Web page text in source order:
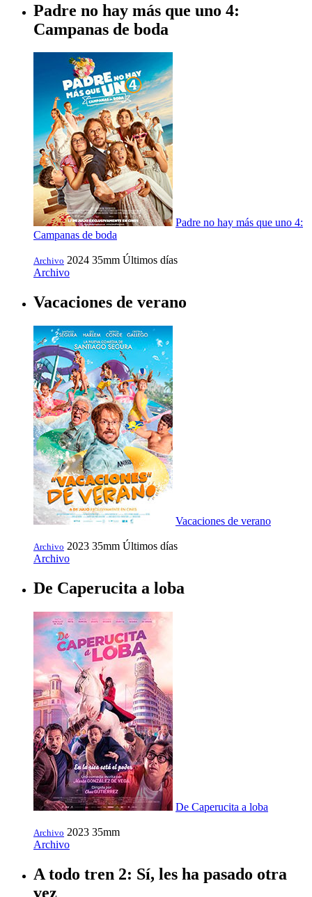
Padre no hay más que uno 4:
Campanas de boda
Padre no hay más que uno 4:
Campanas de boda
Archivo 2024 35mm Últimos días
Archivo
Vacaciones de verano
Vacaciones de verano
Archivo 2023 35mm Últimos días
Archivo
De Caperucita a loba
De Caperucita a loba
Archivo 2023 35mm
Archivo
A todo tren 2: Sí, les ha pasado otra
vez